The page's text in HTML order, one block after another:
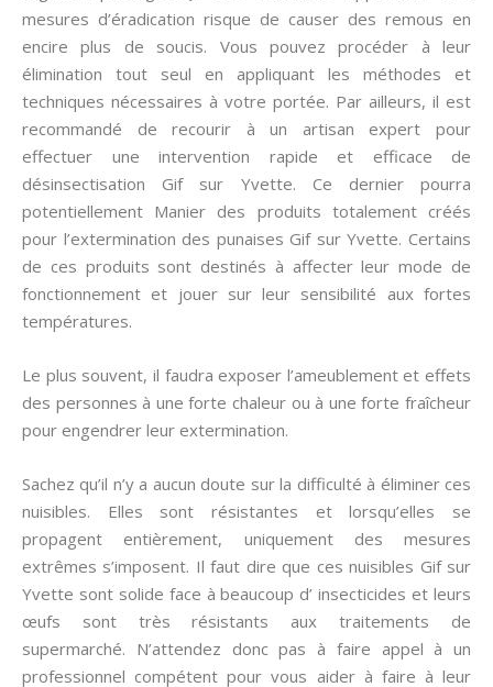
mesures d’éradication risque de causer des remous en
encire plus de soucis. Vous pouvez procéder à leur
élimination tout seul en appliquant les méthodes et
techniques nécessaires à votre portée. Par ailleurs, il est
recommandé de recourir à un artisan expert pour
effectuer une intervention rapide et efficace de
désinsectisation Gif sur Yvette. Ce dernier pourra
potentiellement Manier des produits totalement créés
pour l’extermination des punaises Gif sur Yvette. Certains
de ces produits sont destinés à affecter leur mode de
fonctionnement et jouer sur leur sensibilité aux fortes
températures.
Le plus souvent, il faudra exposer l’ameublement et effets
des personnes à une forte chaleur ou à une forte fraîcheur
pour engendrer leur extermination.
Sachez qu’il n’y a aucun doute sur la difficulté à éliminer ces
nuisibles. Elles sont résistantes et lorsqu’elles se
propagent entièrement, uniquement des mesures
extrêmes s’imposent. Il faut dire que ces nuisibles Gif sur
Yvette sont solide face à beaucoup d’ insecticides et leurs
œufs sont très résistants aux traitements de
supermarché. N’attendez donc pas à faire appel à un
professionnel compétent pour vous aider à faire à leur